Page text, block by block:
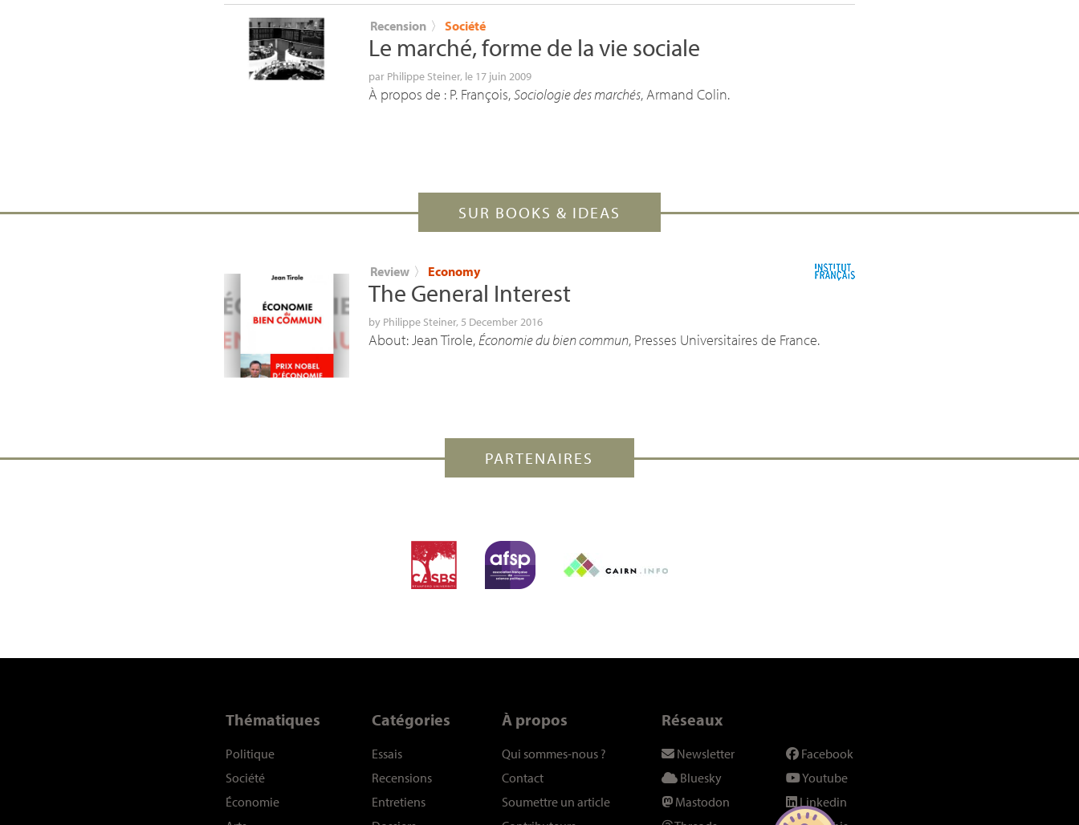
Recension 〉 Société
Le marché, forme de la vie sociale
par Philippe Steiner, le 17 juin 2009
À propos de : P. François,Sociologie des marchés, Armand Colin.
SUR BOOKS & IDEAS
Review 〉 Economy
The General Interest
by Philippe Steiner, 5 December 2016
About: Jean Tirole,Économie du bien commun, Presses Universitaires de France.
PARTENAIRES
Thématiques
Politique
Société
Économie
Catégories
Essais
Recensions
Entretiens
À propos
Qui sommes-nous ?
Contact
Soumettre un article
Réseaux
Newsletter
Bluesky
Mastodon
Facebook
Youtube
Linkedin